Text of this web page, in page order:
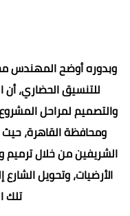
وبدوره أوضح المهندس
للتنسيق الحضاري، أن
والتصميم لمراحل
ومحافظة القاهرة،
الشريفين من خلال ترميم
الأرضيات، وتحويل
تلك